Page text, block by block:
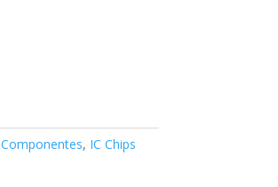
Componentes, IC Chips